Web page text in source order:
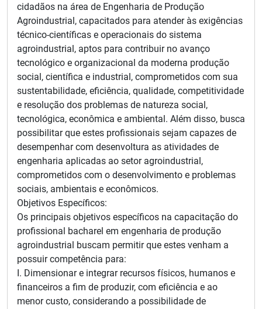
cidadãos na área de Engenharia de Produção
Agroindustrial, capacitados para atender às exigências
técnico-científicas e operacionais do sistema
agroindustrial, aptos para contribuir no avanço
tecnológico e organizacional da moderna produção
social, científica e industrial, comprometidos com sua
sustentabilidade, eficiência, qualidade, competitividade
e resolução dos problemas de natureza social,
tecnológica, econômica e ambiental. Além disso, busca
possibilitar que estes profissionais sejam capazes de
desempenhar com desenvoltura as atividades de
engenharia aplicadas ao setor agroindustrial,
comprometidos com o desenvolvimento e problemas
sociais, ambientais e econômicos.
Objetivos Específicos:
Os principais objetivos específicos na capacitação do
profissional bacharel em engenharia de produção
agroindustrial buscam permitir que estes venham a
possuir competência para:
I. Dimensionar e integrar recursos físicos, humanos e
financeiros a fim de produzir, com eficiência e ao
menor custo, considerando a possibilidade de